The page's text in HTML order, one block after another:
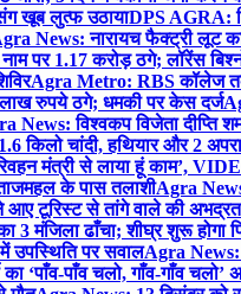
खूब लुत्फ उठायाDPS AGRA:
News: नारायच फैक्ट्री लूट
पर 1.17 करोड़ ठगे; लॉरेंस
Agra Metro: RBS कॉलेज
रुपये ठगे; धमकी पर केस दर्ज
News: विश्वकप विजेता दीप्ति
चांदी, हथियार और 2
मंत्री से लाया हूं काम’,
के पास तलाशीAgra
टूरिस्ट से तांगे वाले की
मंजिला ढाँचा; शीघ्र शुरू होगा
उपस्थिति पर सवालAgra News:
‘पाँव-पाँव चलो, गाँव-गाँव चलो’